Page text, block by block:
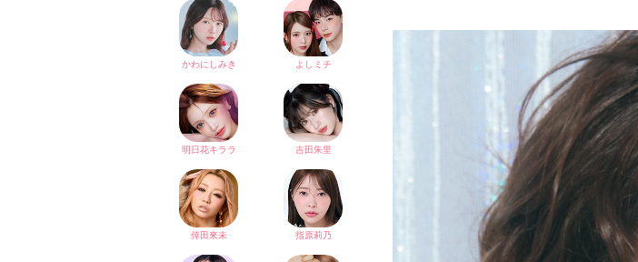
くすんだローズカラーが洒落感を演出。
肌が自然と上気したような印象に。
肌に透き通るような血色感を演出。
①光を纏うようなツヤ
細かい粒子のパールが、繊細で美しい
Diamond Whiteは、大粒に光るシルバ
②肌に馴染むさらさら質感
クリーミーなテクスチャーを伸ばすとさ
肌に馴染みやすく、自然で繊細なツヤと
③美容液うまれのハイライトで、メイク
表皮の薄いCゾーンやまぶたなどにも